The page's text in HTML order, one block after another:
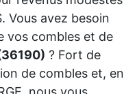
Vous avez besoin
vos combles et de
? Fort de
de combles et, en